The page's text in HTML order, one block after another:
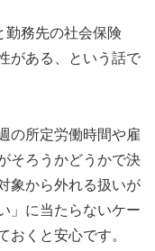
勤務先の社会保険
がある、という話で
の所定労働時間や雇
そろうかどうかで決
象から外れる扱いが
」に当たらないケー
おくと安心です。